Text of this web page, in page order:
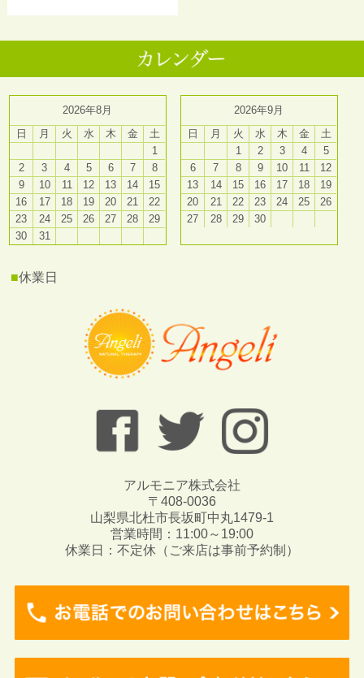
2026年8月
日
月 火 水 木 金
土
1
2
3 4 5 6 7
8
9
10 11 12 13 14
15
16
17 18 19 20 21
22
23
24 25 26 27 28
29
30
31
2026年9月
日
月 火 水 木 金
土
1
2 3 4
5
6
7 8 9 10 11
12
13
14 15 16 17 18
19
20
21 22 23 24 25
26
27
28 29 30
■休業日
アルモニア株式会社
〒408-0036
山梨県北杜市長坂町中丸1479-1
営業時間：11:00～19:00
休業日：不定休（ご来店は事前予約制）